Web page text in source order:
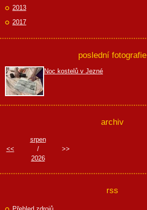
2013
2017
poslední fotografie
Noc kostelů v Jezné
archiv
<<
srpen
/
2026
>>
rss